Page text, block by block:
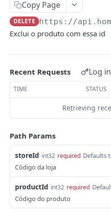
API ENDPOINTS
Listar Lojas
Cadastrar Loja
Recuperar Loja
Atualizar Loja
Categorias
Listar Categorias
Cadastrar Categoria
Atualizar Categoria
Marcas
Listar Marcas
Cadastrar Marca
Atualizar Marca
Produtos
Listar Tipos de Variação
Cadastrar Produto
Recuperar Produto
Atualizar Produto
Excluir Produto
Copy Page
DELETE https://
Exclui o produto com essa id
Recent Requests Log
TIME STATUS
Retrieving
Path Params
storeId int32 required Defaults
Código da loja
productId int32 required
Código do produto